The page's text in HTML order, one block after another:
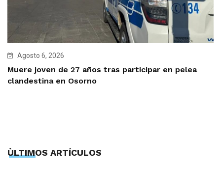
Agosto 6, 2026
Muere joven de 27 años tras participar en pelea
clandestina en Osorno
ÙLTIMOS ARTÍCULOS